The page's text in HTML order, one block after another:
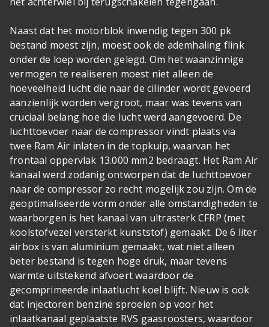
Naast dat het motorblok inwendig tegen 300 pk
bestand moest zijn, moest ook de ademhaling flink
onder de loep worden gelegd. Om het waanzinnige
vermogen te realiseren moest niet alleen de
hoeveelheid lucht die naar de cilinder wordt gevoerd
aanzienlijk worden vergroot, maar was tevens van
cruciaal belang hoe die lucht werd aangevoerd. De
luchttoevoer naar de compressor vindt plaats via
twee Ram Air inlaten in de topkuip, waarvan het
frontaal oppervlak 13.000 mm2 bedraagt. Het Ram Air
kanaal werd zodanig ontworpen dat de luchttoevoer
naar de compressor zo recht mogelijk zou zijn. Om de
geoptimaliseerde vorm onder alle omstandigheden te
waarborgen is het kanaal van ultrasterk CFRP (met
koolstofvezel versterkt kunststof) gemaakt. De 6 liter
airbox is van aluminium gemaakt, wat niet alleen
beter bestand is tegen hoge druk, maar tevens
warmte uitstekend afvoert waardoor de
gecomprimeerde inlaatlucht koel blijft. Nieuw is ook
dat injectoren benzine sproeien op voor het
inlaatkanaal geplaatste RVS gaasroosters, waardoor